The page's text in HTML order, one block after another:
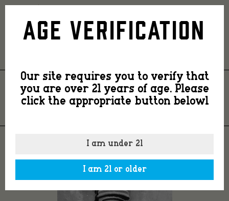
keyhole
KEYHOLE
Age Verification
Our site requires you to verify that
you are over 21 years of age. Please
click the appropriate button belowl
I am under 21
I am 21 or older